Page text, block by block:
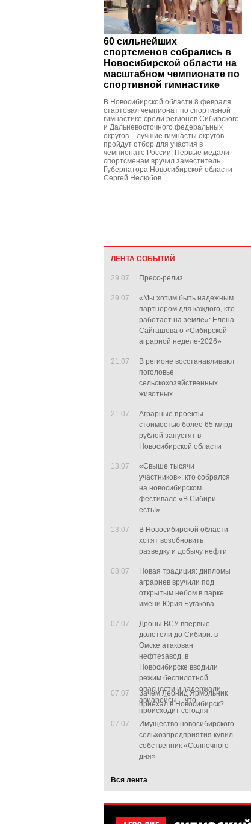
60 сильнейших
спортсменов собрались в
Новосибирской области на
масштабном чемпионате по
спортивной гимнастике
В Новосибирской области 8 февраля
стартовал чемпионат по спортивной
гимнастике среди регионов Сибирского
и Дальневосточного федеральных
округов – лучшие гимнасты округов
пройдут отбор для участия в
чемпионате России. Первые медали
спортсменам вручил заместитель
Губернатора Новосибирской области
Сергей Нелюбов.
ЛЕНТА СОБЫТИЙ
29.07 Пресс-релиз
29.07
«Мы хотим быть надежным
партнером для каждого, кто
работает на земле»: Елена
Сайгашова о «Сибирской
аграрной неделе-2026»
21.07
В регионе восстанавливают
поголовье
сельскохозяйственных
животных.
21.07
Аграрные проекты
стоимостью более 65 млрд
рублей запустят в
Новосибирской области
13.07
«Свыше тысячи
участников»: кто собрался
на новосибирском
фестивале «В Сибири —
есть!»
13.07
В Новосибирской области
хотят возобновить
разведку и добычу нефти
08.07
Новая традиция: дипломы
аграриев вручили под
открытым небом в парке
имени Юрия Бугакова
07.07
Дроны ВСУ впервые
долетели до Сибири: в
Омске атакован
нефтезавод, в
Новосибирске вводили
режим беспилотной
опасности и задержали
авиарейсы – что
происходит сегодня
07.07
Зачем Леонид Ярмольник
приехал в Новосибирск?
07.07
Имущество новосибирского
сельхозпредприятия купил
собственник «Солнечного
дня»
Вся лента